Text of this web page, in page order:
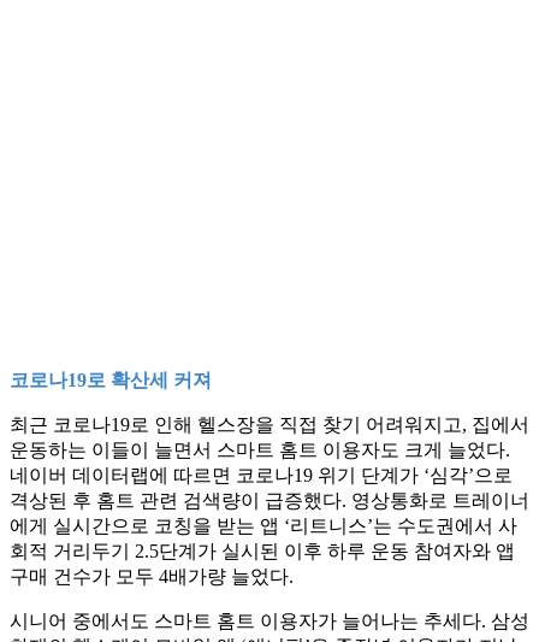
코로나19로 확산세 커져
최근 코로나19로 인해 헬스장을 직접 찾기 어려워지고, 집에서
운동하는 이들이 늘면서 스마트 홈트 이용자도 크게 늘었다.
네이버 데이터랩에 따르면 코로나19 위기 단계가 ‘심각’으로
격상된 후 홈트 관련 검색량이 급증했다. 영상통화로 트레이너
에게 실시간으로 코칭을 받는 앱 ‘리트니스’는 수도권에서 사
회적 거리두기 2.5단계가 실시된 이후 하루 운동 참여자와 앱
구매 건수가 모두 4배가량 늘었다.
시니어 중에서도 스마트 홈트 이용자가 늘어나는 추세다. 삼성